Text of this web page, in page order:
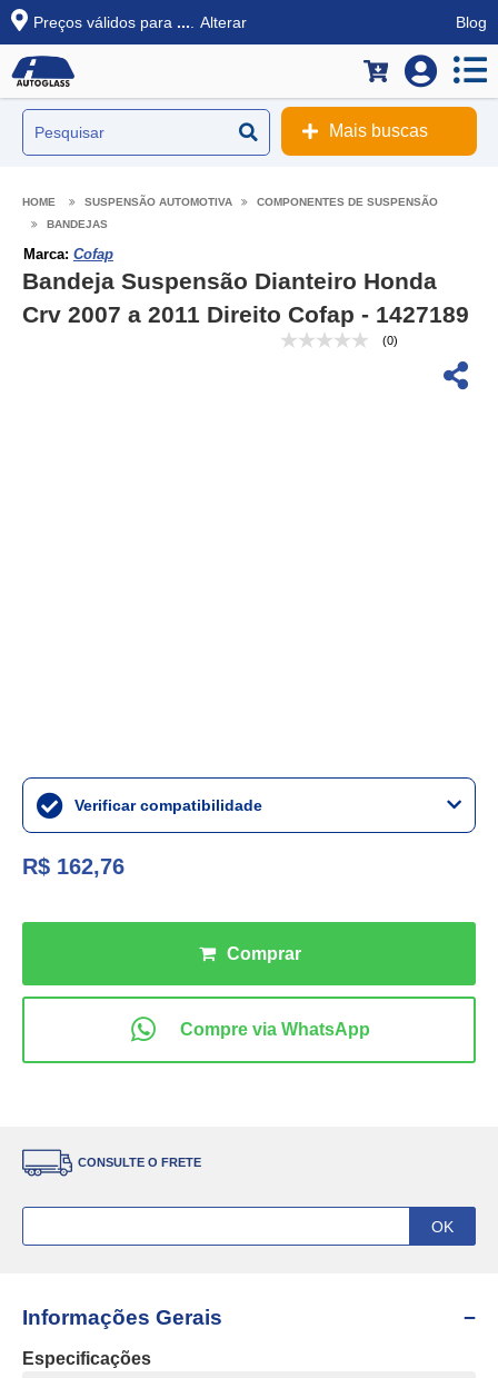
Preços válidos para ... Alterar Blog
Mais buscas
SUSPENSÃO AUTOMOTIVA
COMPONENTES DE SUSPENSÃO
BANDEJAS
Marca: Cofap
Bandeja Suspensão Dianteiro Honda
Crv 2007 a 2011 Direito Cofap - 1427189
(0)
Verificar compatibilidade
R$ 162,76
CONSULTE O FRETE
Informações Gerais
Especificações